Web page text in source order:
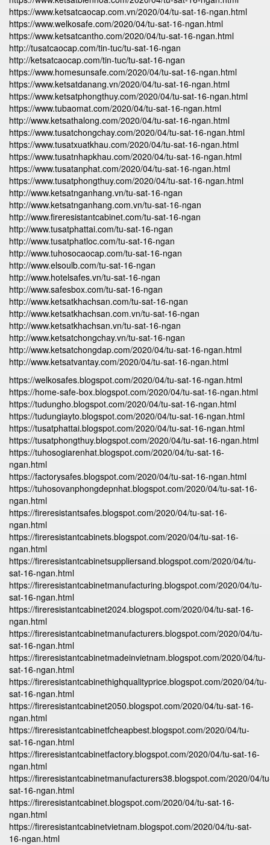
https://www.ketsatcaocap.com.vn/2020/04/tu-sat-16-ngan.html
https://www.welkosafe.com/2020/04/tu-sat-16-ngan.html
https://www.ketsatcantho.com/2020/04/tu-sat-16-ngan.html
http://tusatcaocap.com/tin-tuc/tu-sat-16-ngan
http://ketsatcaocap.com/tin-tuc/tu-sat-16-ngan
https://www.homesunsafe.com/2020/04/tu-sat-16-ngan.html
https://www.ketsatdanang.vn/2020/04/tu-sat-16-ngan.html
https://www.ketsatphongthuy.com/2020/04/tu-sat-16-ngan.html
https://www.tubaomat.com/2020/04/tu-sat-16-ngan.html
http://www.ketsathalong.com/2020/04/tu-sat-16-ngan.html
https://www.tusatchongchay.com/2020/04/tu-sat-16-ngan.html
https://www.tusatxuatkhau.com/2020/04/tu-sat-16-ngan.html
https://www.tusatnhapkhau.com/2020/04/tu-sat-16-ngan.html
https://www.tusatanphat.com/2020/04/tu-sat-16-ngan.html
https://www.tusatphongthuy.com/2020/04/tu-sat-16-ngan.html
http://www.ketsatnganhang.vn/tu-sat-16-ngan
http://www.ketsatnganhang.com.vn/tu-sat-16-ngan
http://www.fireresistantcabinet.com/tu-sat-16-ngan
http://www.tusatphattai.com/tu-sat-16-ngan
http://www.tusatphatloc.com/tu-sat-16-ngan
http://www.tuhosocaocap.com/tu-sat-16-ngan
http://www.elsoulb.com/tu-sat-16-ngan
http://www.hotelsafes.vn/tu-sat-16-ngan
http://www.safesbox.com/tu-sat-16-ngan
http://www.ketsatkhachsan.com/tu-sat-16-ngan
http://www.ketsatkhachsan.com.vn/tu-sat-16-ngan
http://www.ketsatkhachsan.vn/tu-sat-16-ngan
http://www.ketsatchongchay.vn/tu-sat-16-ngan
http://www.ketsatchongdap.com/2020/04/tu-sat-16-ngan.html
http://www.ketsatvantay.com/2020/04/tu-sat-16-ngan.html
https://welkosafes.blogspot.com/2020/04/tu-sat-16-ngan.html
https://home-safe-box.blogspot.com/2020/04/tu-sat-16-ngan.html
https://tudungho.blogspot.com/2020/04/tu-sat-16-ngan.html
https://tudungiayto.blogspot.com/2020/04/tu-sat-16-ngan.html
https://tusatphattai.blogspot.com/2020/04/tu-sat-16-ngan.html
https://tusatphongthuy.blogspot.com/2020/04/tu-sat-16-ngan.html
https://tuhosogiarenhat.blogspot.com/2020/04/tu-sat-16-
ngan.html
https://factorysafes.blogspot.com/2020/04/tu-sat-16-ngan.html
https://tuhosovanphongdepnhat.blogspot.com/2020/04/tu-sat-16-
ngan.html
https://fireresistantsafes.blogspot.com/2020/04/tu-sat-16-
ngan.html
https://fireresistantcabinets.blogspot.com/2020/04/tu-sat-16-
ngan.html
https://fireresistantcabinetsuppliersand.blogspot.com/2020/04/tu-
sat-16-ngan.html
https://fireresistantcabinetmanufacturing.blogspot.com/2020/04/tu-
sat-16-ngan.html
https://fireresistantcabinet2024.blogspot.com/2020/04/tu-sat-16-
ngan.html
https://fireresistantcabinetmanufacturers.blogspot.com/2020/04/tu-
sat-16-ngan.html
https://fireresistantcabinetmadeinvietnam.blogspot.com/2020/04/tu-
sat-16-ngan.html
https://fireresistantcabinethighqualityprice.blogspot.com/2020/04/tu-
sat-16-ngan.html
https://fireresistantcabinet2050.blogspot.com/2020/04/tu-sat-16-
ngan.html
https://fireresistantcabinetfcheapbest.blogspot.com/2020/04/tu-
sat-16-ngan.html
https://fireresistantcabinetfactory.blogspot.com/2020/04/tu-sat-16-
ngan.html
https://fireresistantcabinetmanufacturers38.blogspot.com/2020/04/
sat-16-ngan.html
https://fireresistantcabinet.blogspot.com/2020/04/tu-sat-16-
ngan.html
https://fireresistantcabinetvietnam.blogspot.com/2020/04/tu-sat-
16-ngan.html